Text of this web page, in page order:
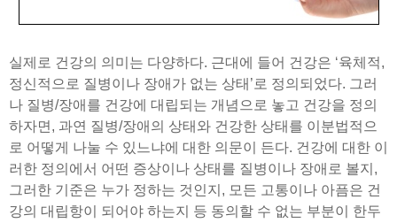
실제로 건강의 의미는 다양하다. 근대에 들어 건강은 ‘육체적,
정신적으로 질병이나 장애가 없는 상태’로 정의되었다. 그러
나 질병/장애를 건강에 대립되는 개념으로 놓고 건강을 정의
하자면, 과연 질병/장애의 상태와 건강한 상태를 이분법적으
로 어떻게 나눌 수 있느냐에 대한 의문이 든다. 건강에 대한 이
러한 정의에서 어떤 증상이나 상태를 질병이나 장애로 볼지,
그러한 기준은 누가 정하는 것인지, 모든 고통이나 아픔은 건
강의 대립항이 되어야 하는지 등 동의할 수 없는 부분이 한두